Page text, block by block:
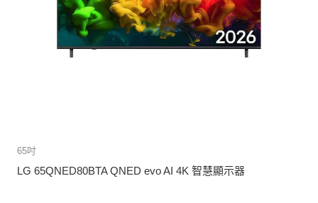
65吋
LG 65QNED80BTA QNED evo AI 4K 智慧顯示器